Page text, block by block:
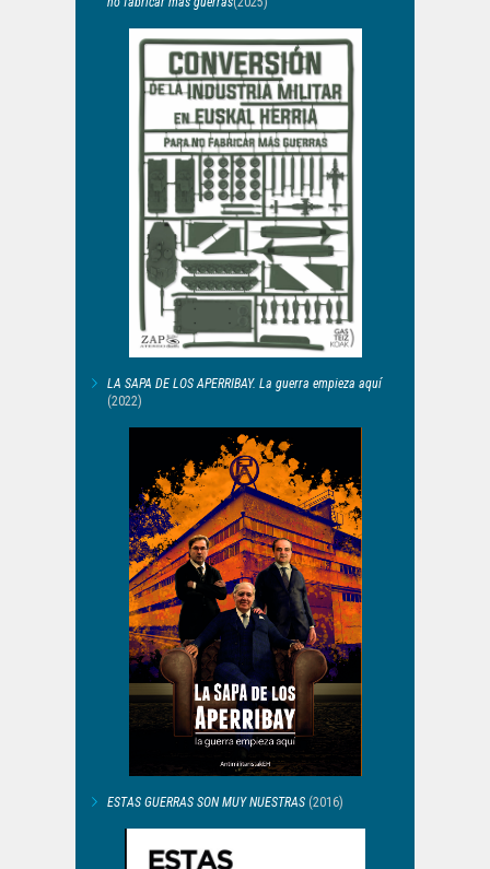
LA SAPA DE LOS APERRIBAY. La guerra empieza aquí
(2022)
ESTAS GUERRAS SON MUY NUESTRAS (2016)